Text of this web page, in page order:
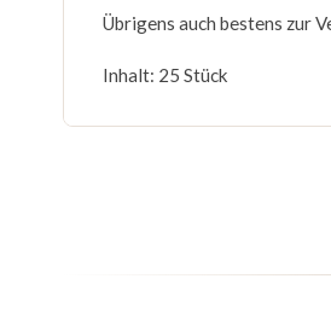
Übrigens auch bestens zur
Inhalt: 25 Stück